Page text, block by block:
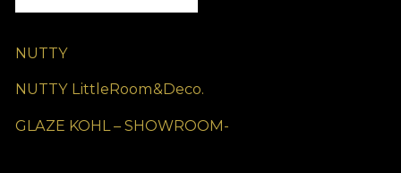
NUTTY
NUTTY LittleRoom&Deco.
GLAZE KOHL – SHOWROOM-